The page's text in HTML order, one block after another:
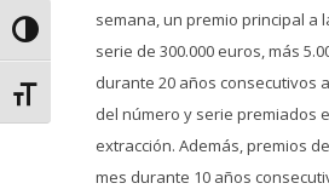
Alternar alto contraste
Alternar tamaño de letra
semana, un premio principal a
serie de 300.000 euros, más
durante 20 años consecutivos
del número y serie premiados
extracción. Además, premios
mes durante 10 años